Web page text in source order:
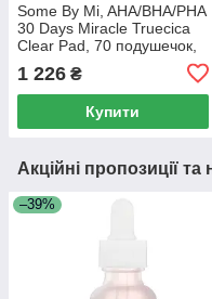
Some By Mi, AHA/BHA/PHA
30 Days Miracle Truecica
Clear Pad, 70 подушечок,
4,22 рідких унції (125 мл)
1 226 ₴
Купити
Акційні пропозиції та
–39%